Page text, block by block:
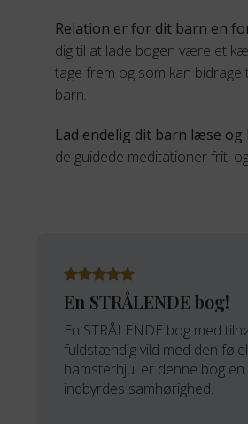
Relation er for dit barn en
dig til at lade bogen være et
tage frem og som kan
barn.
Lad endelig dit barn læse og
de guidede meditationer frit,
En STRÅLENDE bog!
En STRÅLENDE bog med
fuldstændig vild med den
hamsterhjul er denne bog en
indbyrdes samhørighed.